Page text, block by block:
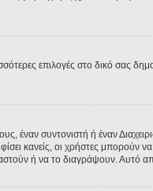
επιλογές στο δικό σας
συντονιστή ή έναν
κανείς, οι χρήστες
ή να το διαγράψουν. Αυτό